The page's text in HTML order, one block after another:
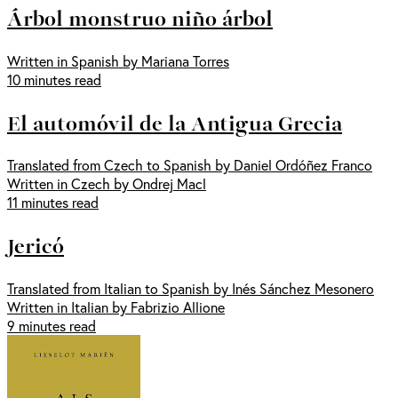
Árbol monstruo niño árbol
Written in Spanish by Mariana Torres
10 minutes read
El automóvil de la Antigua Grecia
Translated from Czech to Spanish by Daniel Ordóñez Franco
Written in Czech by Ondrej Macl
11 minutes read
Jericó
Translated from Italian to Spanish by Inés Sánchez Mesonero
Written in Italian by Fabrizio Allione
9 minutes read